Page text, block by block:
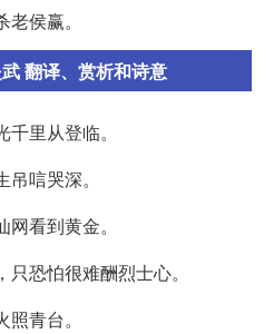
侯赢。
翻译、赏析和诗意
里从登临。
唁哭深。
看到黄金。
恐怕很难酬烈士心。
青台。